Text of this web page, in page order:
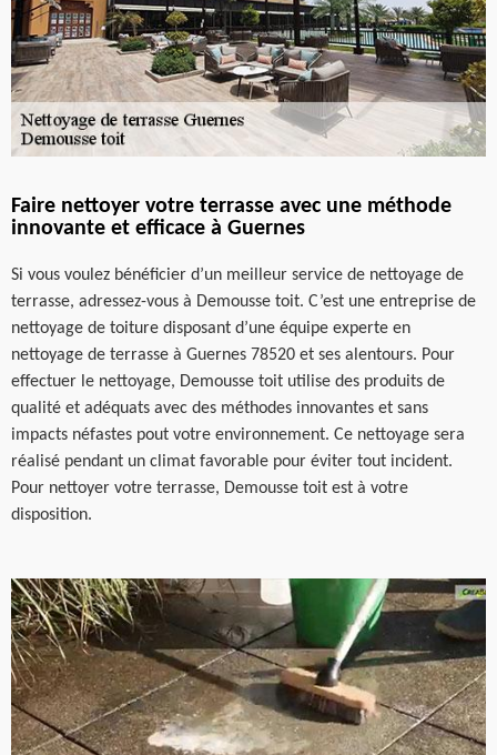
Faire nettoyer votre terrasse avec une méthode
innovante et efficace à Guernes
Si vous voulez bénéficier d’un meilleur service de nettoyage de
terrasse, adressez-vous à Demousse toit. C’est une entreprise de
nettoyage de toiture disposant d’une équipe experte en
nettoyage de terrasse à Guernes 78520 et ses alentours. Pour
effectuer le nettoyage, Demousse toit utilise des produits de
qualité et adéquats avec des méthodes innovantes et sans
impacts néfastes pout votre environnement. Ce nettoyage sera
réalisé pendant un climat favorable pour éviter tout incident.
Pour nettoyer votre terrasse, Demousse toit est à votre
disposition.